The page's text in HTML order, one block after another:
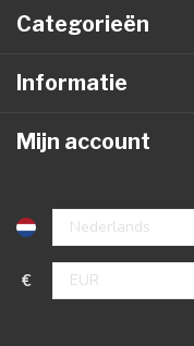
Categorieën
Informatie
Mijn account
€